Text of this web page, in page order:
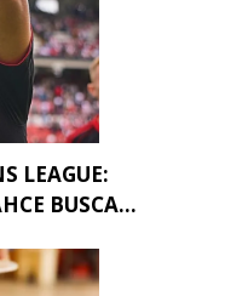
LEAGUE:
BUSCA...